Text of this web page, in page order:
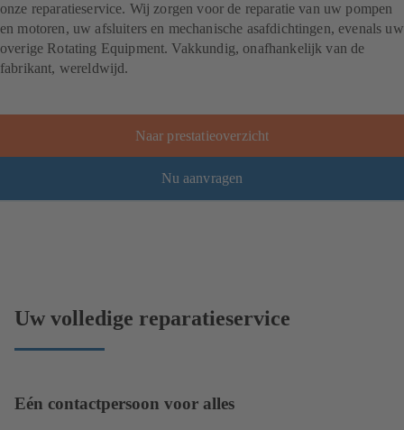
onze reparatieservice. Wij zorgen voor de reparatie van uw pompen
en motoren, uw afsluiters en mechanische asafdichtingen, evenals uw
overige Rotating Equipment. Vakkundig, onafhankelijk van de
fabrikant, wereldwijd.
Naar prestatieoverzicht
Nu aanvragen
Uw volledige reparatieservice
Eén contactpersoon voor alles